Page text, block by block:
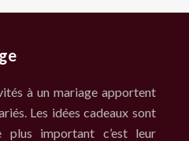
à un mariage apportent
Les idées cadeaux sont
plus important c’est leur